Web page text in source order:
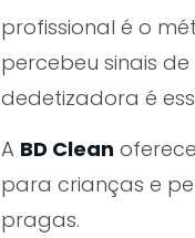
profissional é o
percebeu sinais
dedetizadora é
A BD Clean
para crianças e
pragas.